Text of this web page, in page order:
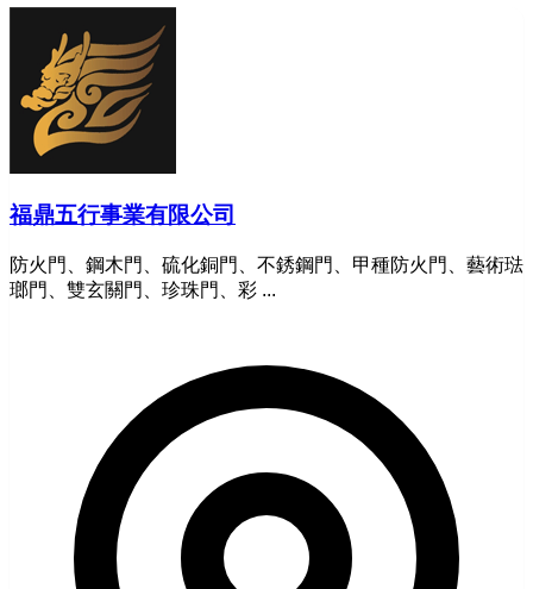
福鼎五行事業有限公司
防火門、鋼木門、硫化銅門、不銹鋼門、甲種防火門、藝術琺
瑯門、雙玄關門、珍珠門、彩 ...